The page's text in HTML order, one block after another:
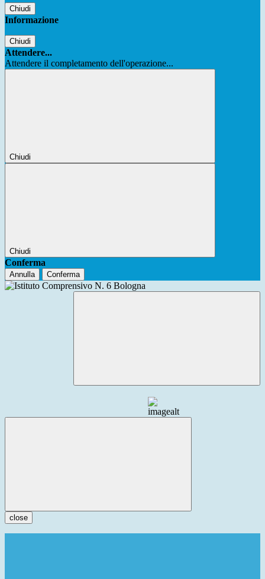
Chiudi
Informazione
Chiudi
Attendere...
Attendere il completamento dell'operazione...
Chiudi
Chiudi
Conferma
Annulla Conferma
close